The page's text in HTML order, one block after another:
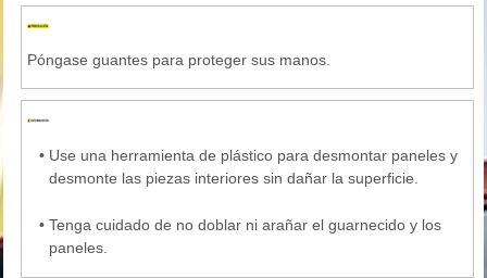
Póngase guantes para proteger sus manos.
• Use una herramienta de plástico para desmontar paneles y
desmonte las piezas interiores sin dañar la superficie.
• Tenga cuidado de no doblar ni arañar el guarnecido y los
paneles.